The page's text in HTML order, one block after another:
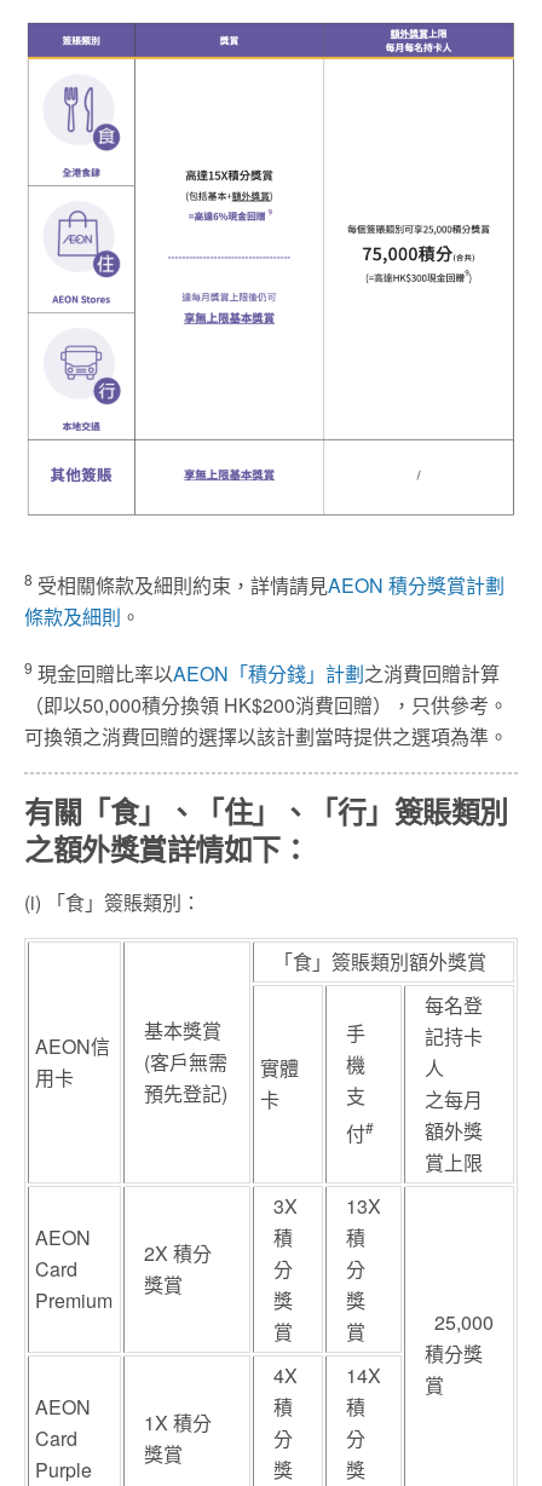
8 受相關條款及細則約束，詳情請見AEON 積分獎賞計劃
條款及細則 。
9 現金回贈比率以AEON「積分錢」計劃之消費回贈計算
（即以50,000積分換領 HK$200消費回贈），只供參考。
可換領之消費回贈的選擇以該計劃當時提供之選項為準。
有關「食」、「住」、「行」簽賬類別
之額外獎賞詳情如下：
(i) 「食」簽賬類別：
AEON信
用卡
基本獎賞
(客戶無需
預先登記)
「食」簽賬類別額外獎賞
實體
卡
手
機
支
付#
每名登
記持卡
人
之每月
額外獎
賞上限
AEON
Card
Premium
2X 積分
獎賞
3X
積
分
獎
賞
13X
積
分
獎
賞
25,000
積分獎
賞
AEON
Card
Purple
1X 積分
獎賞
4X
積
分
獎
14X
積
分
獎